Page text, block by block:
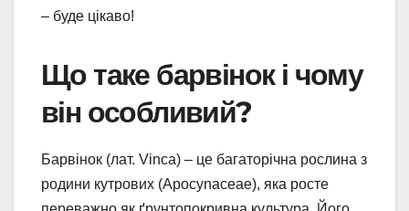
– буде цікаво!
Що таке барвінок і чому
він особливий?
Барвінок (лат. Vinca) – це багаторічна рослина з
родини кутрових (Apocynaceae), яка росте